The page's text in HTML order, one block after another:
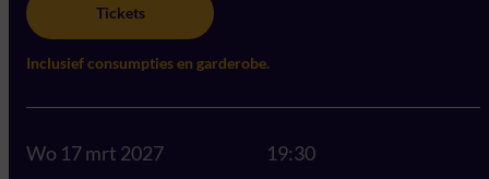
Tickets
Inclusief consumpties en garderobe.
Wo 17 mrt 2027
19:30